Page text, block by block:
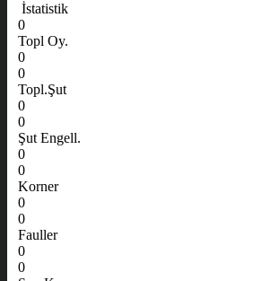
İstatistik
0
Topl Oy.
0
0
Topl.Şut
0
0
Şut Engell.
0
0
Korner
0
0
Fauller
0
0